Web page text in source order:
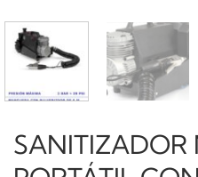
SANITIZADOR